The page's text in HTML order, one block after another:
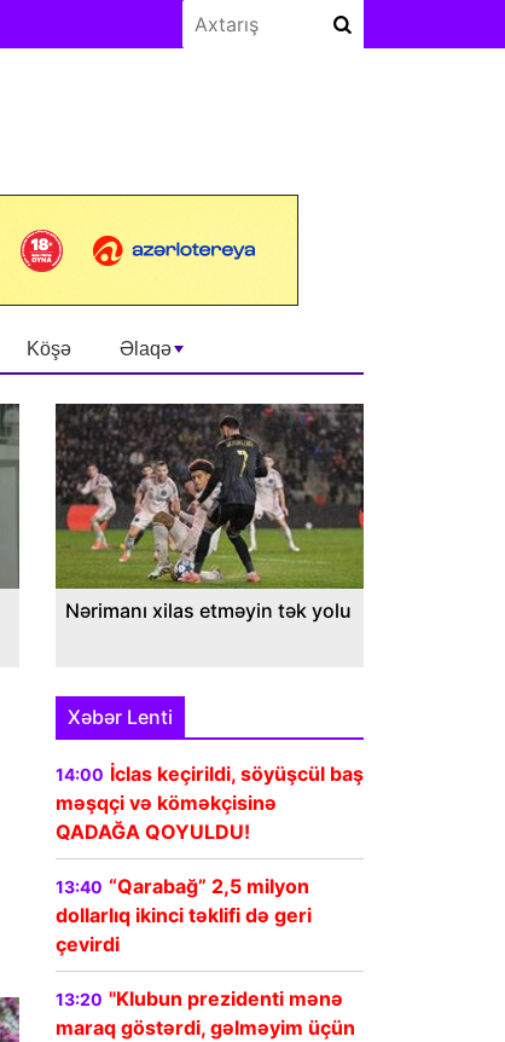
Köşə Əlaqə
Nərimanı xilas etməyin tək yolu
Xəbər Lenti
14:00 İclas keçirildi, söyüşcül baş
məşqçi və köməkçisinə
QADAĞA QOYULDU!
13:40 “Qarabağ” 2,5 milyon
dollarlıq ikinci təklifi də geri
çevirdi
13:20 "Klubun prezidenti mənə
maraq göstərdi, gəlməyim üçün